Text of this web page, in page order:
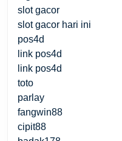
slot gacor
slot gacor hari ini
pos4d
link pos4d
link pos4d
toto
parlay
fangwin88
cipit88